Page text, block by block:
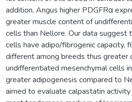
addition, Angus higher PDGFRα
greater muscle content of
cells than Nellore. Our data suggest
cells have adipo/fibrogenic capacity,
different among breeds thus greater
undifferentiated mesenchymal cells
greater adipogenesis compared to
aimed to evaluate calpastatin